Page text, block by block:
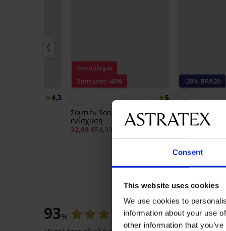
Consent
This website uses cookies
We use cookies to
information about your use
other information that
4,3
Ξεπούλημα
Έκπτωση -40%
5
Σουτιέν Sonia με μερική
ενίσχυση
32,99 €54,99 €
-20% BRA20
Σουτιέν Siluet
40,99 €
93%